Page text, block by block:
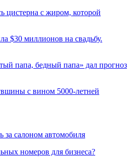
цистерна с жиром, которой
$30 миллионов на свадьбу.
папа, бедный папа» дал прогноз
с вином 5000-летней
за салоном автомобиля
номеров для бизнеса?